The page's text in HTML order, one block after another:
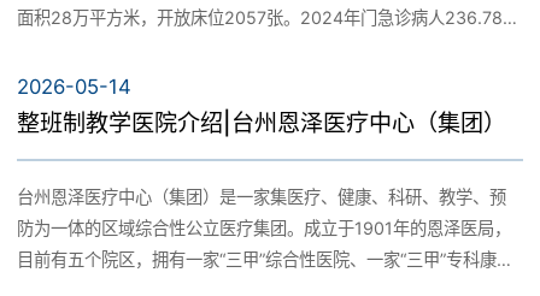
培养等方面进行同质化管理、全方位合作。拥有浙江省乃至华东地
区为数不多的五维全息—PET/CT Discovery Max、256排螺旋
CT、64排双源螺旋CT、3.0T核磁共振仪等大型医疗设备以及全套
内窥镜及内腔镜系列等医疗设备。医院秉承“以病人为中心，以质量
为核心，病人满意高于一切”的服务理念，经过几代舟医人辛勤耕
耘，各专业学科在常见病、多发病、疑难重症抢救方面积累了丰富
面积28万平方米，开放床位2057张。2024年门急诊病人236.78万
文明单位、浙江省首届十佳医院、浙江省“院科两优德医双强”标杆医
院等100余项省级以上荣誉称号，在国家三级公立医院绩效考核中连
续六年进入全国前5%～10%之列，获A+等级。
2026-05-14
整班制教学医院介绍|台州恩泽医疗中心（集团）
台州恩泽医疗中心（集团）是一家集医疗、健康、科研、教学、预
防为一体的区域综合性公立医疗集团。成立于1901年的恩泽医局，
目前有五个院区，拥有一家“三甲”综合性医院、一家“三甲”专科康复